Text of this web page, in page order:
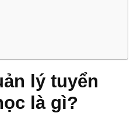
lý tuyển
là gì?